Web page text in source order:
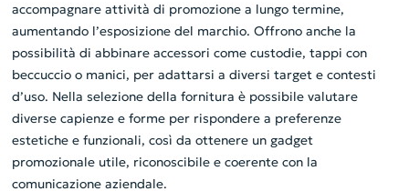
accompagnare attività di promozione a lungo termine,
aumentando l’esposizione del marchio. Offrono anche la
possibilità di abbinare accessori come custodie, tappi con
beccuccio o manici, per adattarsi a diversi target e contesti
d’uso. Nella selezione della fornitura è possibile valutare
diverse capienze e forme per rispondere a preferenze
estetiche e funzionali, così da ottenere un gadget
promozionale utile, riconoscibile e coerente con la
comunicazione aziendale.